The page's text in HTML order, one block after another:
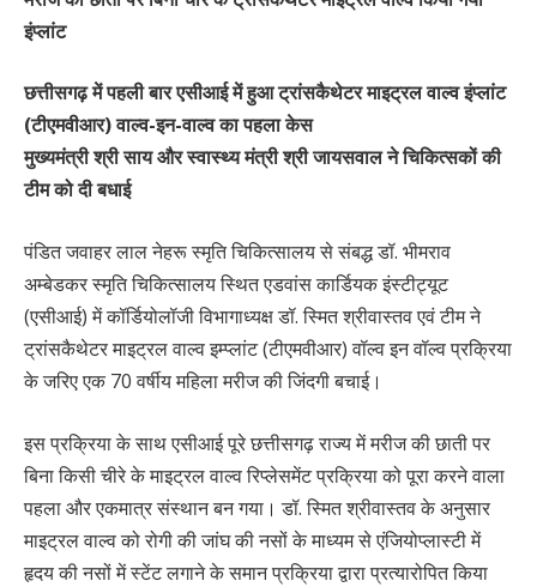
इंप्लांट
छत्तीसगढ़ में पहली बार एसीआई में हुआ ट्रांसकैथेटर माइट्रल वाल्व इंप्लांट
(टीएमवीआर) वाल्व-इन-वाल्व का पहला केस
मुख्यमंत्री श्री साय और स्वास्थ्य मंत्री श्री जायसवाल ने चिकित्सकों की
टीम को दी बधाई
पंडित जवाहर लाल नेहरू स्मृति चिकित्सालय से संबद्ध डॉ. भीमराव
अम्बेडकर स्मृति चिकित्सालय स्थित एडवांस कार्डियक इंस्टीट्यूट
(एसीआई) में कॉर्डियोलॉजी विभागाध्यक्ष डॉ. स्मित श्रीवास्तव एवं टीम ने
ट्रांसकैथेटर माइट्रल वाल्व इम्प्लांट (टीएमवीआर) वॉल्व इन वॉल्व प्रक्रिया
के जरिए एक 70 वर्षीय महिला मरीज की जिंदगी बचाई।
इस प्रक्रिया के साथ एसीआई पूरे छत्तीसगढ़ राज्य में मरीज की छाती पर
बिना किसी चीरे के माइट्रल वाल्व रिप्लेसमेंट प्रक्रिया को पूरा करने वाला
पहला और एकमात्र संस्थान बन गया। डॉ. स्मित श्रीवास्तव के अनुसार
माइट्रल वाल्व को रोगी की जांघ की नसों के माध्यम से एंजियोप्लास्टी में
हृदय की नसों में स्टेंट लगाने के समान प्रक्रिया द्वारा प्रत्यारोपित किया